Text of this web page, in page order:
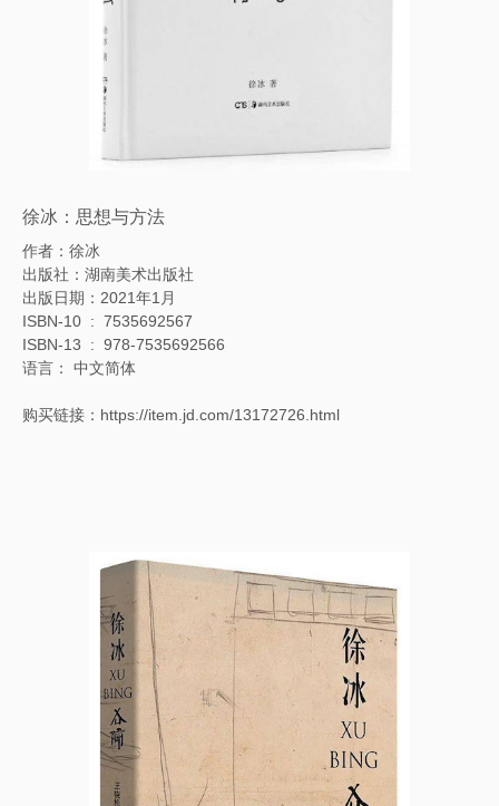
徐冰：思想与方法
作者：徐冰
出版社：湖南美术出版社
出版日期：2021年1月
ISBN-10 ‏ : ‎ 7535692567
ISBN-13 ‏ : ‎ 978-7535692566
语言： 中文简体
购买链接： https://item.jd.com/13172726.html